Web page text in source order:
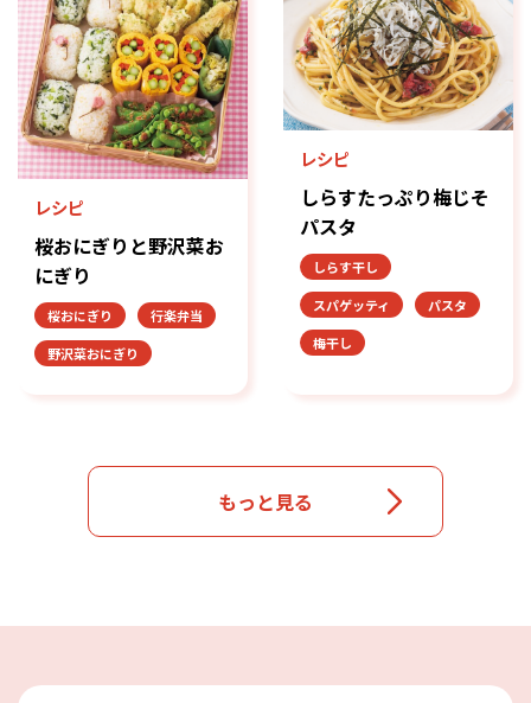
レシピ
桜おにぎりと野沢菜お
にぎり
桜おにぎり
行楽弁当
野沢菜おにぎり
レシピ
しらすたっぷり梅じそ
パスタ
しらす干し
スパゲッティ
パスタ
梅干し
もっと見る